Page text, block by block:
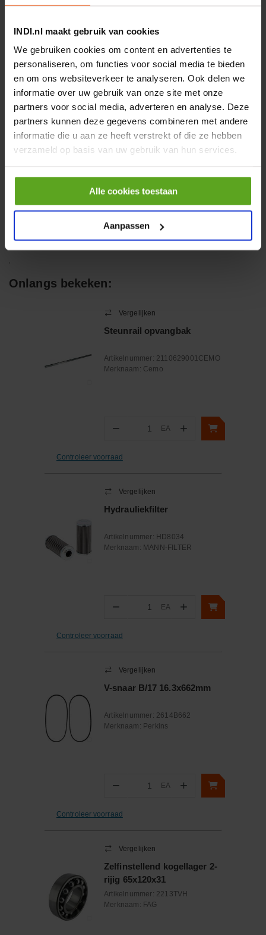
INDI.nl maakt gebruik van cookies
We gebruiken cookies om content en advertenties te
personaliseren, om functies voor social media te bieden
en om ons websiteverkeer te analyseren. Ook delen we
informatie over uw gebruik van onze site met onze
partners voor social media, adverteren en analyse. Deze
partners kunnen deze gegevens combineren met andere
informatie die u aan ze heeft verstrekt of die ze hebben
verzameld op basis van uw gebruik van hun services.
Alle cookies toestaan
Aanpassen
Rotator CPR 5-01 50kN
Artikelnummer:CPR501
incl. BTW
− +
HP 12 MOTOR B14 380VAC
€ 32,50
incl. BTW
−
Onlangs bekeken:
Vergelijken
Steunrail opvangbak
Artikelnummer: 2110629001CEMO
Merknaam: Cemo
− Aantal
EA +
Controleer voorraad
Vergelijken
Hydrauliekfilter
Artikelnummer: HD8034
Merknaam: MANN-FILTER
− Aantal
EA +
Controleer voorraad
Vergelijken
V-snaar B/17 16.3x662mm
Artikelnummer: 2614B662
Merknaam: Perkins
− Aantal
EA +
Controleer voorraad
Vergelijken
Zelfinstellend kogellager 2-
rijig 65x120x31
Artikelnummer: 2213TVH
Merknaam: FAG